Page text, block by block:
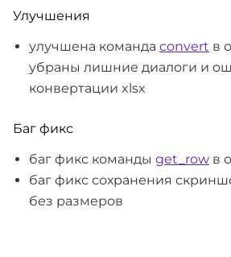
Улучшения
улучшена команда convert в
убраны лишние диалоги и
конвертации xlsx
Баг фикс
баг фикс команды get_row в
баг фикс сохранения
без размеров